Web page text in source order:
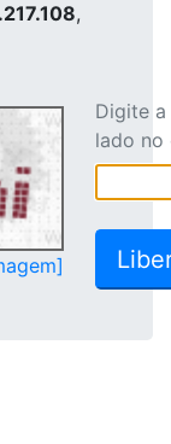
,
Digite
lado no